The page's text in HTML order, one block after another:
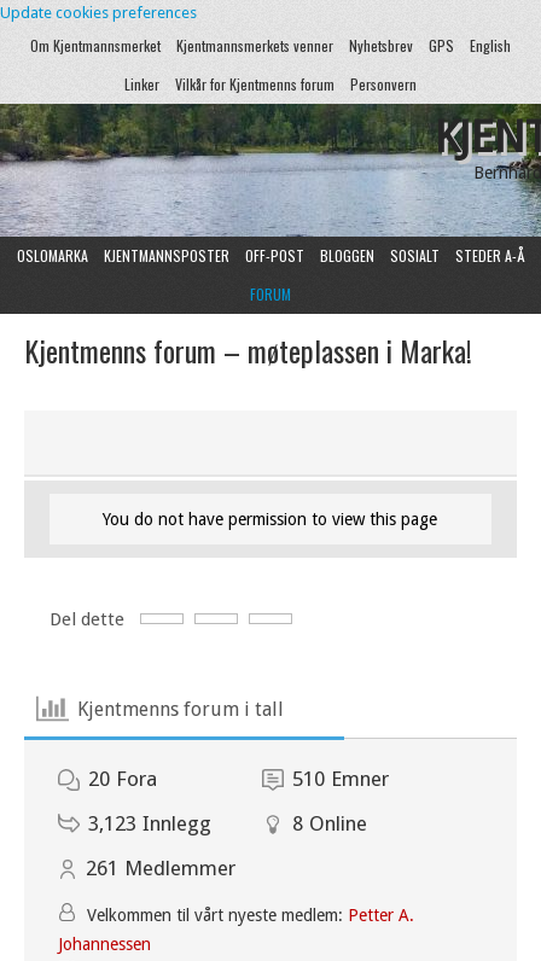
Update cookies preferences
Om Kjentmannsmerket Kjentmannsmerkets venner Nyhetsbrev GPS
English
Linker
Vilkår for Kjentmenns forum Personvern
OSLOMARKA KJENTMANNSPOSTER OFF-POST BLOGGEN SOSIALT
STEDER A-Å
FORUM
Kjentmenns forum – møteplassen i Marka!
You do not have permission to view this page
Del dette
Kjentmenns forum i tall
20 Fora 510 Emner
3,123 Innlegg 8 Online
261 Medlemmer
Velkommen til vårt nyeste medlem: Petter A.
Johannessen